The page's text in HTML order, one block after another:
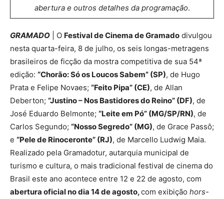
abertura e outros detalhes da programação.
GRAMADO | O Festival de Cinema de Gramado divulgou
nesta quarta-feira, 8 de julho, os seis longas-metragens
brasileiros de ficção da mostra competitiva de sua 54ª
edição: “Chorão: Só os Loucos Sabem” (SP), de Hugo
Prata e Felipe Novaes; “Feito Pipa” (CE), de Allan
Deberton; “Justino – Nos Bastidores do Reino” (DF), de
José Eduardo Belmonte; “Leite em Pó” (MG/SP/RN), de
Carlos Segundo; “Nosso Segredo” (MG), de Grace Passô;
e “Pele de Rinoceronte” (RJ), de Marcello Ludwig Maia.
Realizado pela Gramadotur, autarquia municipal de
turismo e cultura, o mais tradicional festival de cinema do
Brasil este ano acontece entre 12 e 22 de agosto, com
abertura oficial no dia 14 de agosto,com exibição hors-